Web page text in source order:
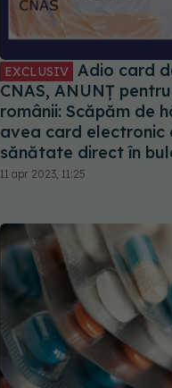
EXCLUSIV Adio card
CNAS, ANUNȚ
românii: Scăpăm de
avea card electronic
sănătate direct în
11 apr 2023, 11:25